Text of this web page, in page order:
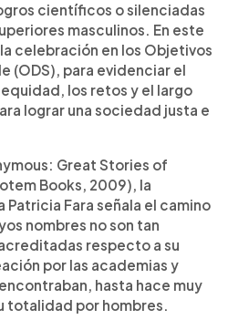
científicos o silenciadas
masculinos. En este
celebración en los Objetivos
(ODS), para evidenciar el
los retos y el largo
lograr una sociedad justa e
Great Stories of
Books, 2009), la
Fara señala el camino
nombres no son tan
respecto a su
por las academias y
hasta hace muy
totalidad por hombres.